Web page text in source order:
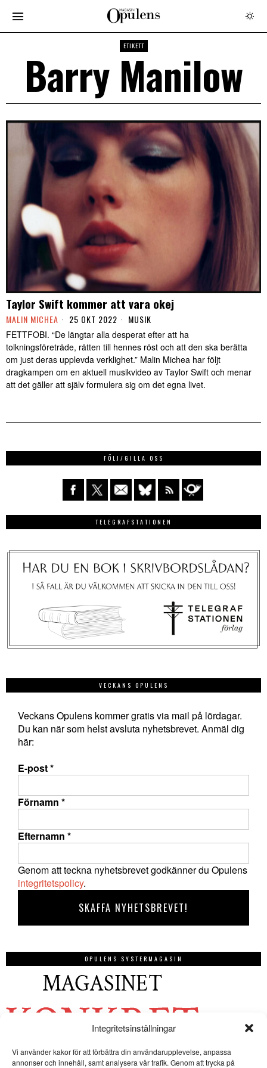
Integritetsinställningar
Vi använder kakor för att förbättra din användarupplevelse, anpassa
annonser och innehåll, samt analysera vår trafik. Genom att trycka på
ETIKETT
Barry Manilow
Taylor Swift kommer att vara okej
MALIN MICHEA 25 OKT 2022 MUSIK
FETTFOBI. “De längtar alla desperat efter att ha
tolkningsföreträde, rätten till hennes röst och att den ska berätta
om just deras upplevda verklighet.” Malin Michea har följt
dragkampen om en aktuell musikvideo av Taylor Swift och menar
att det gäller att själv formulera sig om det egna livet.
FÖLJ/GILLA OSS
TELEGRAFSTATIONEN
VECKANS OPULENS
Veckans Opulens kommer gratis via mail på lördagar.
Du kan när som helst avsluta nyhetsbrevet. Anmäl dig
här:
E-post*
Förnamn *
Efternamn *
Genom att teckna nyhetsbrevet godkänner du Opulens
integritetspolicy.
OPULENS SYSTERMAGASIN